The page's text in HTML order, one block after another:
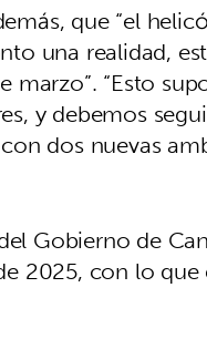
que “el
una realidad,
marzo”. “Esto
y debemos
dos nuevas
Gobierno de
2025, con lo